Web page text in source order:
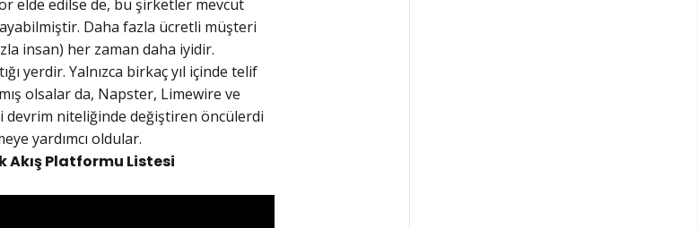
elde edilse de, bu şirketler mevcut
Daha fazla ücretli müşteri
insan) her zaman daha iyidir.
yerdir. Yalnızca birkaç yıl içinde telif
olsalar da, Napster, Limewire ve
niteliğinde değiştiren öncülerdi
yardımcı oldular.
Akış Platformu Listesi